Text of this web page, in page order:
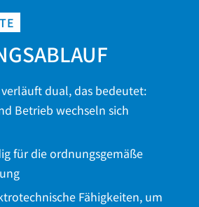
dual, das bedeutet:
Betrieb wechseln sich
für die ordnungsgemäße
Fähigkeiten, um